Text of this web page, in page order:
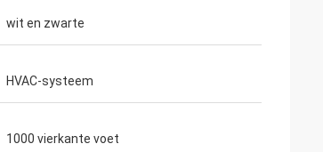
wit en zwarte
HVAC-systeem
1000 vierkante voet